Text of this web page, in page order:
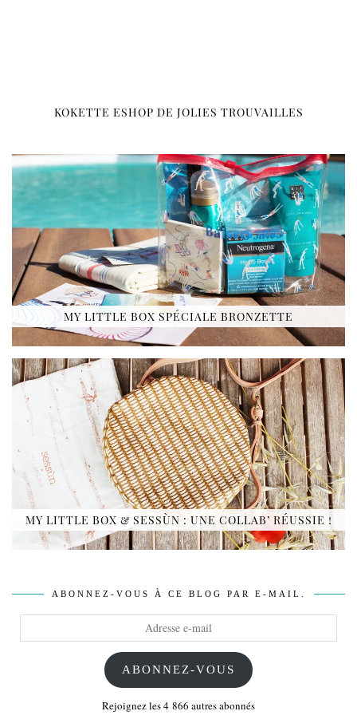
KOKETTE ESHOP DE JOLIES TROUVAILLES
MY LITTLE BOX SPÉCIALE BRONZETTE
MY LITTLE BOX & SESSÙN : UNE COLLAB’ RÉUSSIE !
ABONNEZ-VOUS À CE BLOG PAR E-MAIL.
ABONNEZ-VOUS
Rejoignez les 4 866 autres abonnés